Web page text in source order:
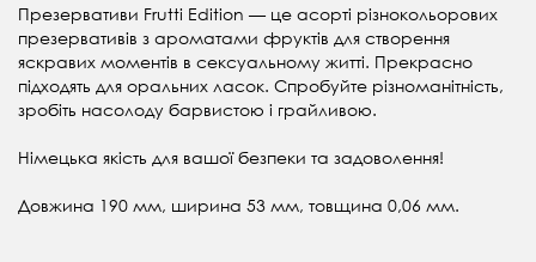
Презервативи Frutti Edition — це асорті різнокольорових
презервативів з ароматами фруктів для створення
яскравих моментів в сексуальному житті. Прекрасно
підходять для оральних ласок. Спробуйте різноманітність,
зробіть насолоду барвистою і грайливою.
Німецька якість для вашої безпеки та задоволення!
Довжина 190 мм, ширина 53 мм, товщина 0,06 мм.